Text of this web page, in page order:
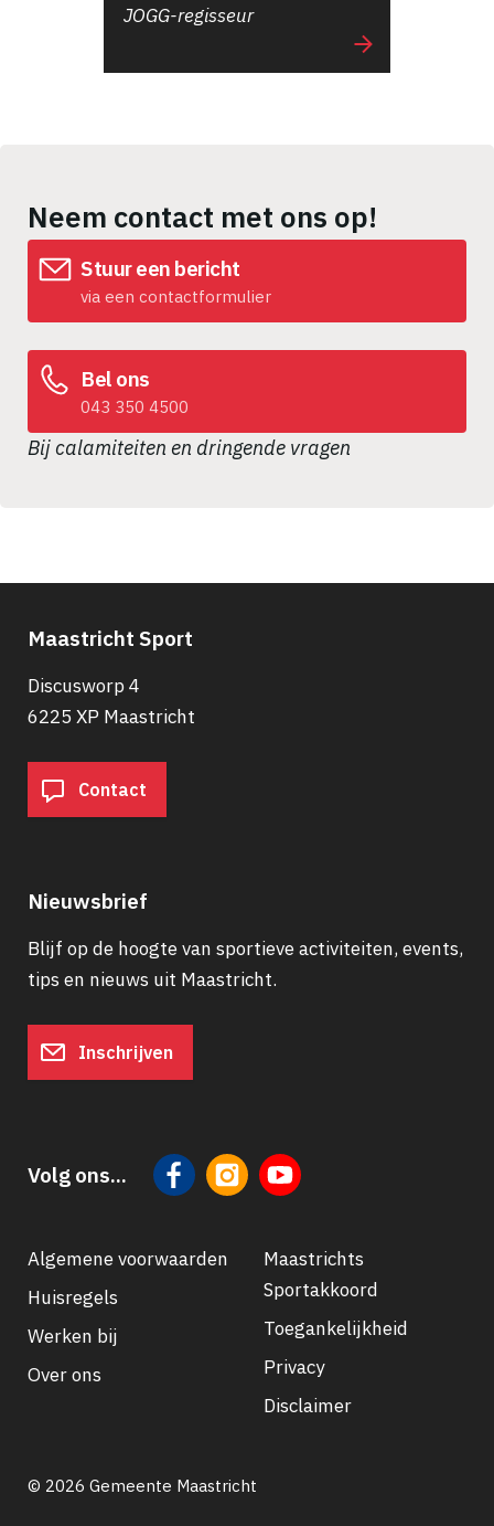
JOGG-regisseur
Neem contact met ons op!
Stuur een bericht
via een contactformulier
Bel ons
043 350 4500
Bij calamiteiten en dringende vragen
Maastricht Sport
Discusworp 4
6225 XP Maastricht
Contact
Nieuwsbrief
Blijf op de hoogte van sportieve activiteiten, events,
tips en nieuws uit Maastricht.
Inschrijven
Volg ons...
Footer
navigatie
Algemene voorwaarden
Huisregels
Werken bij
Over ons
Maastrichts
Sportakkoord
Toegankelijkheid
Privacy
Disclaimer
© 2026 Gemeente Maastricht